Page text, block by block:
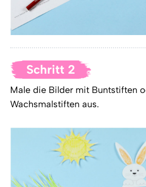
Schritt 2
Male die Bilder mit Buntstiften
Wachsmalstiften aus.